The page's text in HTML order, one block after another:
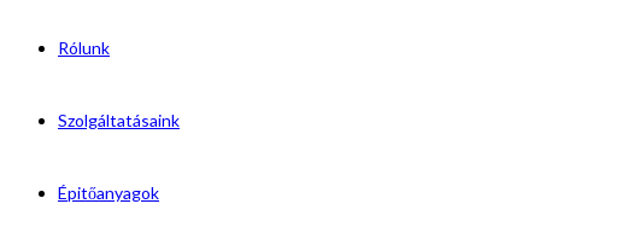
Rólunk
Szolgáltatásaink
Épitőanyagok